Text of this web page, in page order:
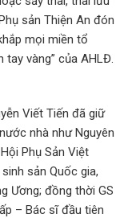
sản Thiện An đón
mọi miền tổ
tay vàng” của AHLĐ.
Viết Tiến đã giữ
nhà như Nguyên
Phụ Sản Việt
sản Quốc gia,
Ương; đồng thời GS
– Bác sĩ đầu tiên